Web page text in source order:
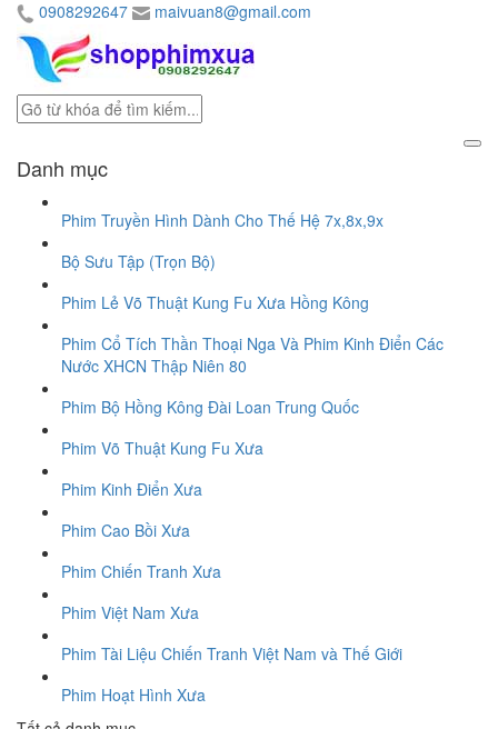
0908292647 maivuan8@gmail.com
Danh mục
Phim Truyền Hình Dành Cho Thế Hệ 7x,8x,9x
Bộ Sưu Tập (Trọn Bộ)
Phim Lẻ Võ Thuật Kung Fu Xưa Hồng Kông
Phim Cổ Tích Thần Thoại Nga Và Phim Kinh Điển Các
Nước XHCN Thập Niên 80
Phim Bộ Hồng Kông Đài Loan Trung Quốc
Phim Võ Thuật Kung Fu Xưa
Phim Kinh Điển Xưa
Phim Cao Bồi Xưa
Phim Chiến Tranh Xưa
Phim Việt Nam Xưa
Phim Tài Liệu Chiến Tranh Việt Nam và Thế Giới
Phim Hoạt Hình Xưa